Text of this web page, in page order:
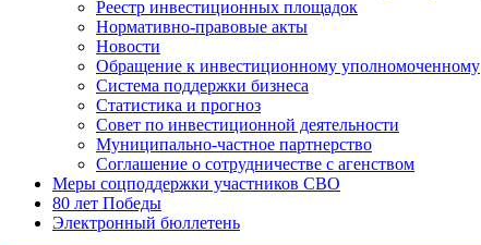
Реестр инвестиционных площадок
Нормативно-правовые акты
Новости
Обращение к инвестиционному уполномоченному
Система поддержки бизнеса
Статистика и прогноз
Совет по инвестиционной деятельности
Муниципально-частное партнерство
Соглашение о сотрудничестве с агенством
Меры соцподдержки участников СВО
80 лет Победы
Электронный бюллетень